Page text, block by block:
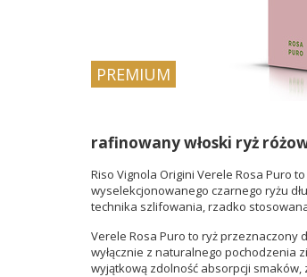
PREMIUM
rafinowany włoski ryż
Riso Vignola Origini Verele Rosa Puro
wyselekcjonowanego czarnego ryżu
technika szlifowania, rzadko
Verele Rosa Puro to ryż przeznaczony
wyłącznie z naturalnego pochodzenia
wyjątkową zdolność absorpcji